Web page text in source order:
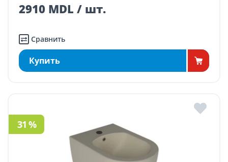
2910 MDL / шт.
Сравнить
Купить
31 %